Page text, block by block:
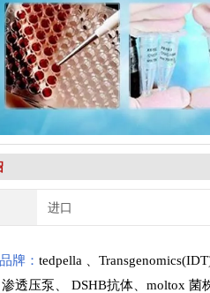
进口
牌： tedpella
透压泵 DSHB抗体 moltox 菌